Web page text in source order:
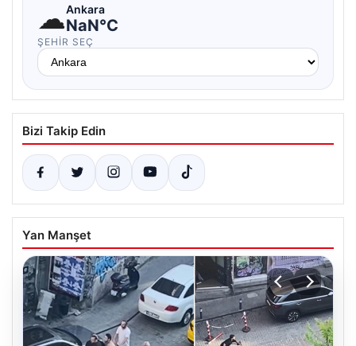
☁Ankara
NaN°C
ŞEHIR SEÇ
Bizi Takip Edin
Yan Manşet